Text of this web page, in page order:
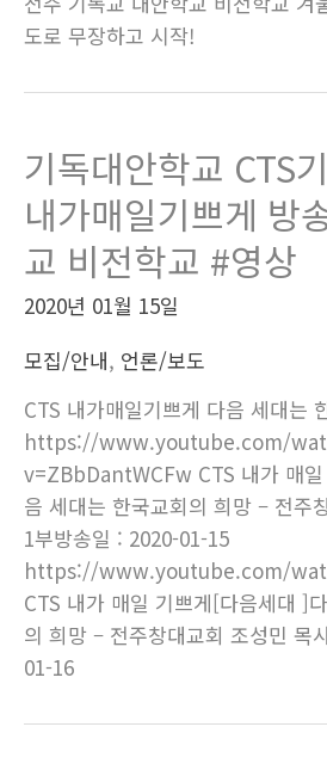
도로 무장하고 시작!
기독대안학교 CTS
내가매일기쁘게 방
교 비전학교 #영상
2020년 01월 15일
모집/안내, 언론/보도
CTS 내가매일기쁘게 다음 세대는
https://www.youtube.com/
v=ZBbDantWCFw CTS 내가 매
음 세대는 한국교회의 희망 – 전주
1부방송일 : 2020-01-15
https://www.youtube.com/
CTS 내가 매일 기쁘게[다음세대 ]
의 희망 – 전주창대교회 조성민 목
01-16